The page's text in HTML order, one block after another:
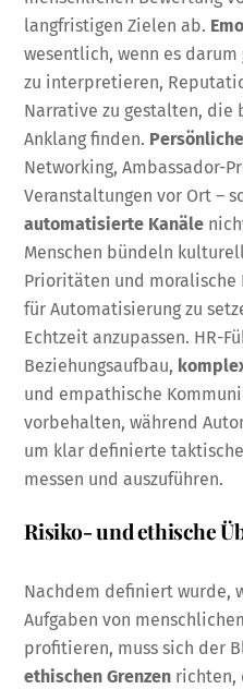
langfristigen Zielen ab.
wesentlich, wenn es
zu interpretieren,
Narrative zu gestalten,
Anklang finden.
Networking, Ambassador-
Veranstaltungen vor Ort –
automatisierte Kanäle
Menschen bündeln
Prioritäten und moralische
für Automatisierung zu
Echtzeit anzupassen. HR-
Beziehungsaufbau,
und empathische
vorbehalten, während
um klar definierte
messen und auszuführen.
Risiko- und ethische
Nachdem definiert wurde,
Aufgaben von
profitieren, muss sich der
ethischen Grenzen richten,